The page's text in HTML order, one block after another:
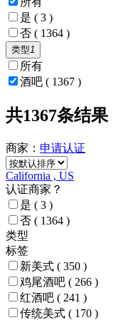
是 ( 3 )
否 ( 1364 )
类型1
所有
酒吧 ( 1367 )
共1367条结果
商家： 申请认证
California , US
认证商家？
是 ( 3 )
否 ( 1364 )
类型
标签
新美式 ( 350 )
鸡尾酒吧 ( 266 )
红酒吧 ( 241 )
传统美式 ( 170 )